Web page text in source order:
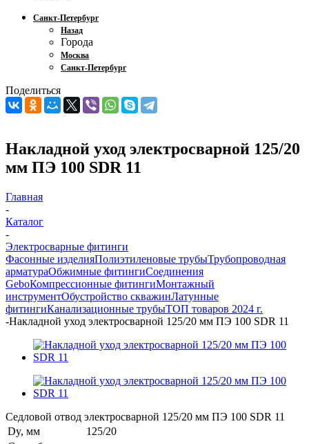
Санкт-Петербург
Назад
Города
Москва
Санкт-Петербург
Поделиться
Накладной уход электросварной 125/20
мм ПЭ 100 SDR 11
Главная
-
Каталог
-
Электросварные фитинги
Фасонные изделияПолиэтиленовые трубыТрубопроводная
арматураОбжимные фитингиСоединения
GeboКомпрессионные фитингиМонтажный
инструментОбустройство скважинЛатунные
фитингиКанализационные трубыТОП товаров 2024 г.
-Накладной уход электросварной 125/20 мм ПЭ 100 SDR 11
Седловой отвод электросварной 125/20 мм ПЭ 100 SDR 11
Dy, мм
125/20